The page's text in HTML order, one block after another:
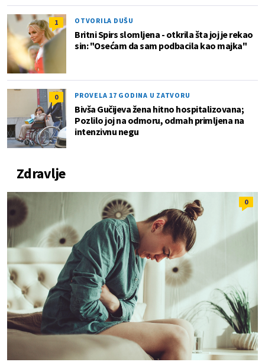
1 OTVORILA DUŠU
Britni Spirs slomljena - otkrila šta joj je rekao
sin: "Osećam da sam podbacila kao majka"
0 PROVELA 17 GODINA U ZATVORU
Bivša Gučijeva žena hitno hospitalizovana;
Pozlilo joj na odmoru, odmah primljena na
intenzivnu negu
Zdravlje
0